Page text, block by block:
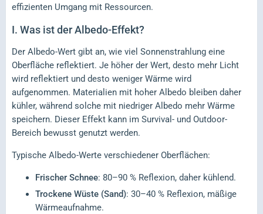
effizienten Umgang mit Ressourcen.
I. Was ist der Albedo-Effekt?
Der Albedo-Wert gibt an, wie viel Sonnenstrahlung eine
Oberfläche reflektiert. Je höher der Wert, desto mehr Licht
wird reflektiert und desto weniger Wärme wird
aufgenommen. Materialien mit hoher Albedo bleiben daher
kühler, während solche mit niedriger Albedo mehr Wärme
speichern. Dieser Effekt kann im Survival- und Outdoor-
Bereich bewusst genutzt werden.
Typische Albedo-Werte verschiedener Oberflächen:
Frischer Schnee: 80–90 % Reflexion, daher kühlend.
Trockene Wüste (Sand): 30–40 % Reflexion, mäßige
Wärmeaufnahme.